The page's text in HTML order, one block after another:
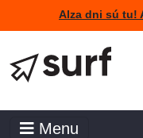
Alza dni sú tu!
Menu